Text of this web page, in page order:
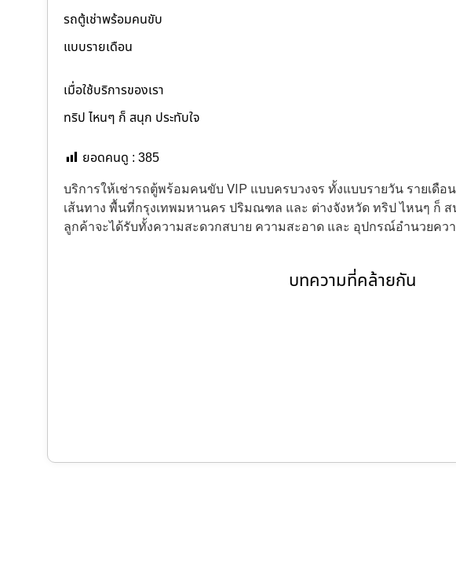
รถตู้เช่าพร้อมคนขับ
แบบรายเดือน
เมื่อใช้บริการของเรา
ทริป ไหนๆ ก็ สนุก ประทับใจ
ยอดคนดู : 385
บริการให้เช่ารถตู้พร้อมคนขับ VIP แบบครบวงจร ทั้งแบบรายวัน รายเดื
เส้นทาง พื้นที่กรุงเทพมหานคร ปริมณฑล และ ต่างจังหวัด ทริป ไหนๆ ก็ ส
ลูกค้าจะได้รับทั้งความสะดวกสบาย ความสะอาด และ อุปกรณ์อำนวยคว
บทความที่คล้ายกัน